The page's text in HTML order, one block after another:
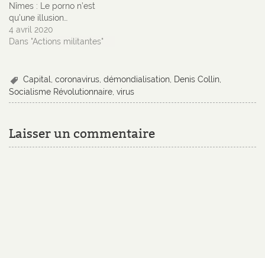
Nîmes : Le porno n’est
qu’une illusion…
4 avril 2020
Dans "Actions militantes"
Capital ,coronavirus ,démondialisation Denis Collin
Socialisme Révolutionnaire ,virus
Laisser un commentaire